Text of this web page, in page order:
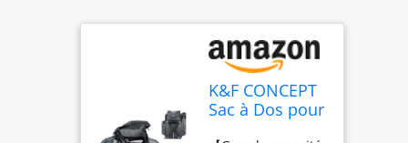
Les deux
bandoulières sont
amovibles, donc le
sac à bandoulière
et le sac à dos
peuvent être
K&F CONCEPT
Sac à Dos pour